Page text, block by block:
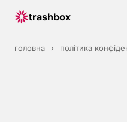
trashbox
головна › політика